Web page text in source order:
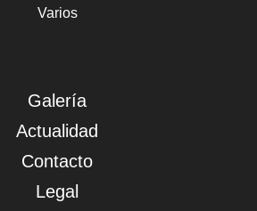
Varios
Galería
Actualidad
Contacto
Legal